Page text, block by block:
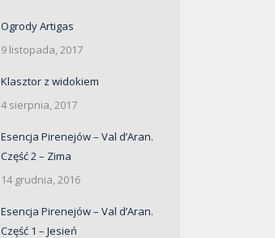
Ogrody Artigas
9 listopada, 2017
Klasztor z widokiem
4 sierpnia, 2017
Esencja Pirenejów – Val d’Aran.
Część 2 – Zima
14 grudnia, 2016
Esencja Pirenejów – Val d’Aran.
Część 1 – Jesień